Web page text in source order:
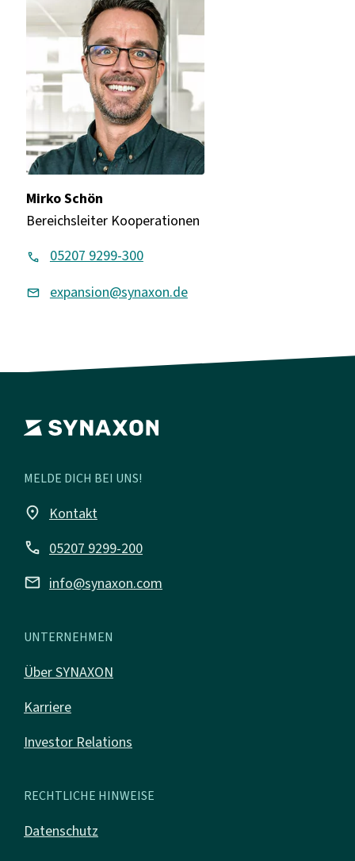
Mirko Schön
Bereichsleiter Kooperationen
05207 9299-300
expansion@synaxon.de
MELDE DICH BEI UNS!
place Kontakt
call 05207 9299-200
mail info@synaxon.com
UNTERNEHMEN
Über SYNAXON
Karriere
Investor Relations
RECHTLICHE HINWEISE
Datenschutz